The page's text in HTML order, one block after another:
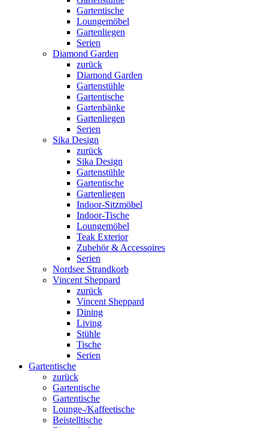
Gartentische
Loungemöbel
Gartenliegen
Serien
Diamond Garden
zurück
Diamond Garden
Gartenstühle
Gartentische
Gartenbänke
Gartenliegen
Serien
Sika Design
zurück
Sika Design
Gartenstühle
Gartentische
Gartenliegen
Indoor-Sitzmöbel
Indoor-Tische
Loungemöbel
Teak Exterior
Zubehör & Accessoires
Serien
Nordsee Strandkorb
Vincent Sheppard
zurück
Vincent Sheppard
Dining
Living
Stühle
Tische
Serien
Gartentische
zurück
Gartentische
Gartentische
Lounge-/Kaffeetische
Beistelltische